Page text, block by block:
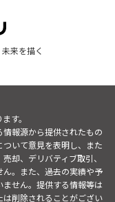
来を描く
す。
報源から提供されたもの
いて意見を表明し、また
却、デリバティブ取引、
。また、過去の実績や予
せん。提供する情報等は
削除されることがござい